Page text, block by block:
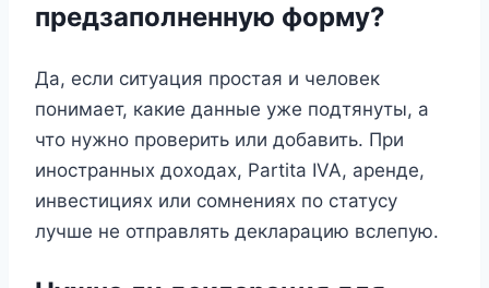
предзаполненную форму?
Да, если ситуация простая и человек
понимает, какие данные уже подтянуты, а
что нужно проверить или добавить. При
иностранных доходах, Partita IVA, аренде,
инвестициях или сомнениях по статусу
лучше не отправлять декларацию вслепую.